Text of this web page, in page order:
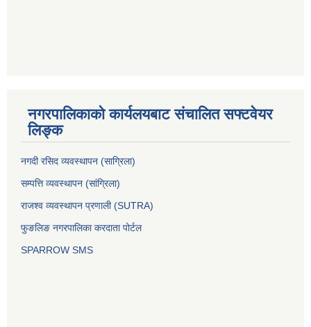
नगरपालिकाको कार्यलयबाट संचालित सफ्टवेयर
लिङ्क
नगदी रसिद व्यवस्थापन (साग्रिला)
सम्पत्ति व्यवस्थापन (सांग्रिला)
राजश्व व्यवस्थापन प्रणाली (SUTRA)
फुङलिङ नगरपालिका करदाता पोर्टल
SPARROW SMS